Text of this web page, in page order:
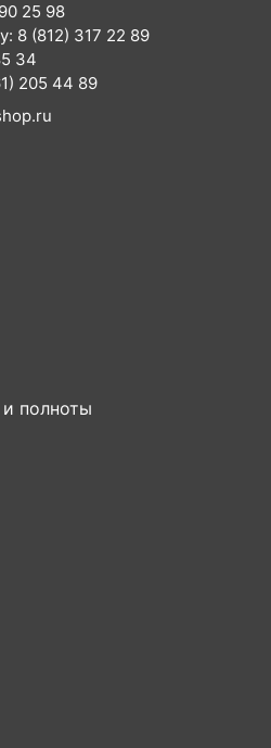
25 98
8 (812) 317 22 89
34
205 44 89
полноты